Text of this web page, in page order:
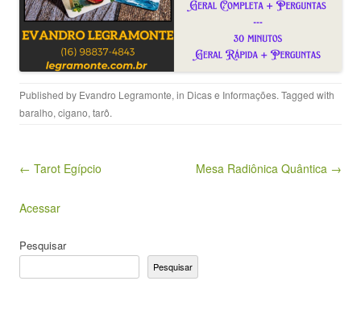
Published by Evandro Legramonte, in Dicas e Informações. Tagged with
baralho, cigano, tarô.
Post navigation
← Tarot Egípcio Mesa Radiônica Quântica →
Acessar
Pesquisar
Pesquisar